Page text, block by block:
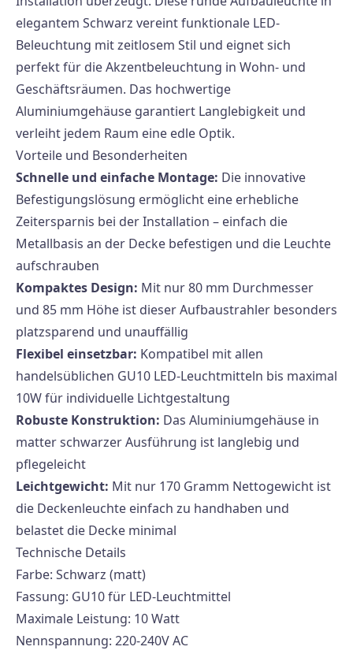
elegantem Schwarz vereint funktionale LED-
Beleuchtung mit zeitlosem Stil und eignet sich
perfekt für die Akzentbeleuchtung in Wohn- und
Geschäftsräumen. Das hochwertige
Aluminiumgehäuse garantiert Langlebigkeit und
verleiht jedem Raum eine edle Optik.
Vorteile und Besonderheiten
Schnelle und einfache Montage: Die innovative
Befestigungslösung ermöglicht eine erhebliche
Zeitersparnis bei der Installation – einfach die
Metallbasis an der Decke befestigen und die Leuchte
aufschrauben
Kompaktes Design: Mit nur 80 mm Durchmesser
und 85 mm Höhe ist dieser Aufbaustrahler besonders
platzsparend und unauffällig
Flexibel einsetzbar: Kompatibel mit allen
handelsüblichen GU10 LED-Leuchtmitteln bis maximal
10W für individuelle Lichtgestaltung
Robuste Konstruktion: Das Aluminiumgehäuse in
matter schwarzer Ausführung ist langlebig und
pflegeleicht
Leichtgewicht: Mit nur 170 Gramm Nettogewicht ist
die Deckenleuchte einfach zu handhaben und
belastet die Decke minimal
Technische Details
Farbe: Schwarz (matt)
Fassung: GU10 für LED-Leuchtmittel
Maximale Leistung: 10 Watt
Nennspannung: 220-240V AC